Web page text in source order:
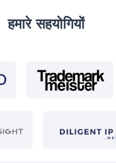
हमारे सहयोगियों